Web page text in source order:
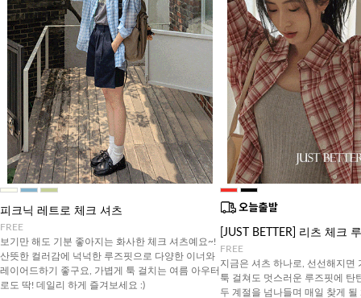
피크닉 레트로 체크 셔츠
FREE
보기만 해도 기분 좋아지는 화사한 체크 셔츠예요~!
산뜻한 컬러감에 넉넉한 루즈핏으로 다양한 이너와
레이어드하기 좋구요, 가볍게 툭 걸치는 여름 아우터
로도 딱! 데일리 하게 즐겨보세요 :)
[JUST BETTER] 리츠 체크
FREE
지금은 셔츠 하나로, 선선해지면
툭 걸쳐도 멋스러운 루즈핏에 탄
두 계절을 넘나들며 매일 찾게 될